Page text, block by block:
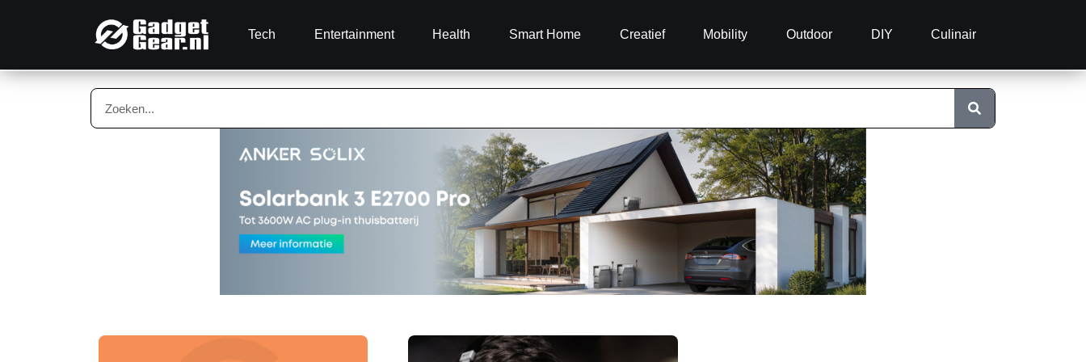
Tech Entertainment Health Smart Home Creatief Mobility Outdoor DIY Culinair